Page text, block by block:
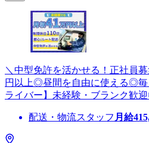
＼中型免許を活かせる！正社員
円以上◎昼間を自由に使える◎毎
ライバー】未経験・ブランク歓
配送・物流スタッフ 月給